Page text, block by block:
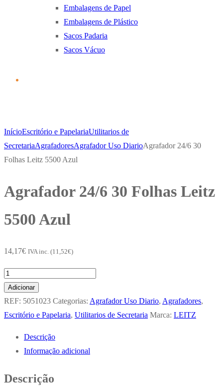
Embalagens de Papel
Embalagens de Plástico
Sacos Padaria
Sacos Vácuo
InícioEscritório e PapelariaUtilitarios de
SecretariaAgrafadoresAgrafador Uso DiarioAgrafador 24/6 30
Folhas Leitz 5500 Azul
Agrafador 24/6 30 Folhas Leitz
5500 Azul
14,17€ IVA inc. (11,52€)
Quantidade
de
Agrafador
24/6
Folhas
Azul
Adicionar
REF: 5051023 Categorias: Agrafador Uso Diario, Agrafadores,
Escritório e Papelaria, Utilitarios de Secretaria Marca: LEITZ
Descrição
Informação adicional
Descrição